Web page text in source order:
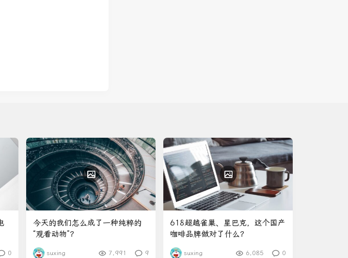
0
今天的我们怎么成了一种纯粹的
“观看动物”？
suxing 7,991 9
618超越雀巢、星巴克，这个国产
咖啡品牌做对了什么？
suxing 6,085 0